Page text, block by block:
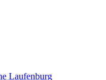
Laufenburg